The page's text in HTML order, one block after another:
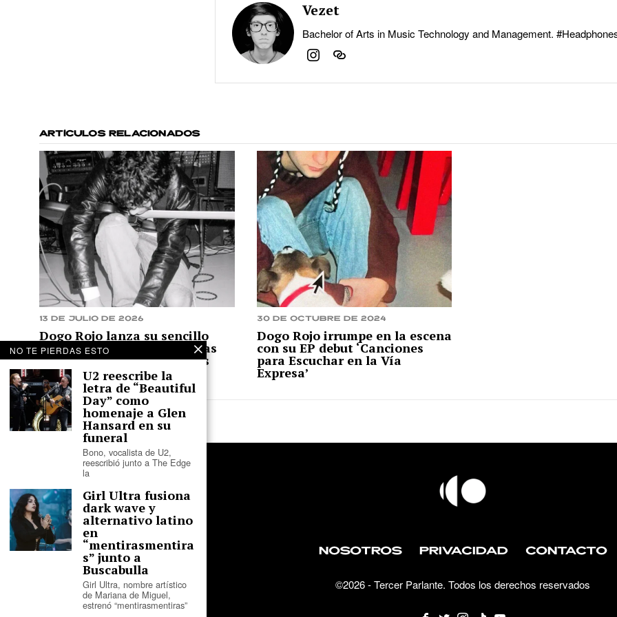
Vezet
Bachelor of Arts in Music Technology and Management.
ARTÍCULOS RELACIONADOS
13 de julio de 2026
Dogo Rojo lanza su sencillo
“Amores Perros”: atmósferas
oscuras y beats sampleados
30 de octubre de 2024
Dogo Rojo irrumpe en la escena
con su EP debut ‘Canciones
para Escuchar en la Vía
Expresa’
NOSOTROS PRIVACIDAD CONTACTO
©2026- Tercer Parlante. Todos los derechos reservados
NO TE PIERDAS ESTO
U2 reescribe la
letra de “Beautiful
Day” como
homenaje a Glen
Hansard en su
funeral
Bono, vocalista de U2,
reescribió junto a The Edge
la
Girl Ultra fusiona
dark wave y
alternativo latino
en
“mentirasmentira
s” junto a
Buscabulla
Girl Ultra, nombre artístico
de Mariana de Miguel,
estrenó “mentirasmentiras”